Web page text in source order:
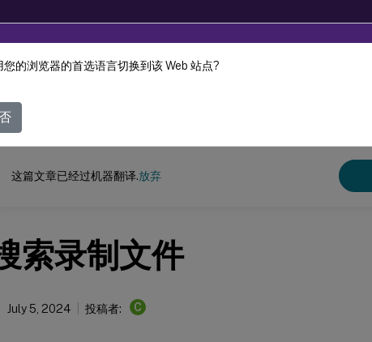
容已经过机器动态翻译。
这篇文章已经过机器翻译.放弃
索录制文件
July 5, 2024 投稿者: C
您的浏览器的首选语言切换到该 Web 站点?